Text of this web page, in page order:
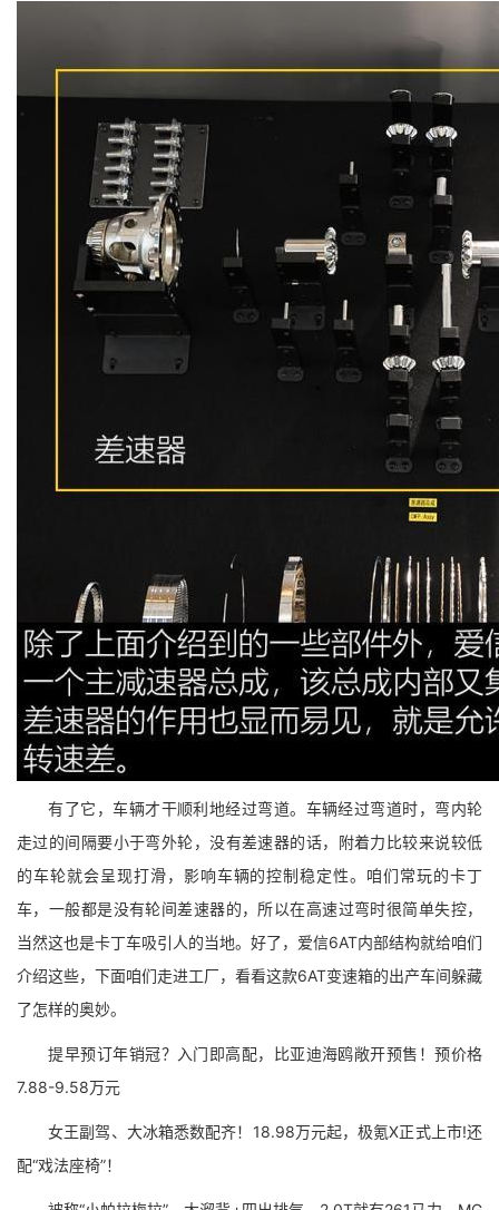
有了它，车辆才干顺利地经过弯道。车辆经过弯道时，弯内轮
走过的间隔要小于弯外轮，没有差速器的话，附着力比较来说较低
的车轮就会呈现打滑，影响车辆的控制稳定性。咱们常玩的卡丁
车，一般都是没有轮间差速器的，所以在高速过弯时很简单失控，
当然这也是卡丁车吸引人的当地。好了，爱信6AT内部结构就给咱们
介绍这些，下面咱们走进工厂，看看这款6AT变速箱的出产车间躲藏
了怎样的奥妙。
提早预订年销冠？入门即高配，比亚迪海鸥敞开预售！预价格
7.88-9.58万元
女王副驾、大冰箱悉数配齐！18.98万元起，极氪X正式上市!还
配“戏法座椅”！